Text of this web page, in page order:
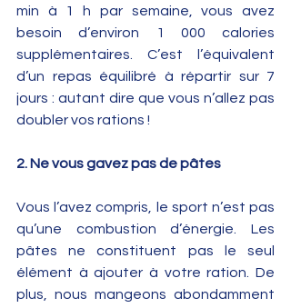
min à 1 h par semaine, vous avez
besoin d’environ 1 000 calories
supplémentaires. C’est l’équivalent
d’un repas équilibré à répartir sur 7
jours : autant dire que vous n’allez pas
doubler vos rations !
2. Ne vous gavez pas de pâtes
Vous l’avez compris, le sport n’est pas
qu’une combustion d’énergie. Les
pâtes ne constituent pas le seul
élément à ajouter à votre ration. De
plus, nous mangeons abondamment